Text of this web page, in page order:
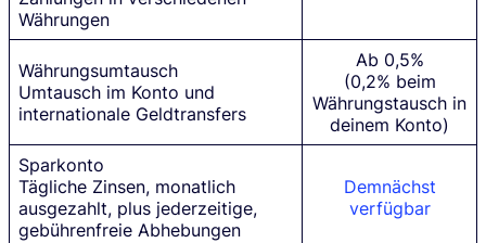
Währungen
Währungsumtausch
Umtausch im Konto und
internationale Geldtransfers
Ab 0,5%
(0,2% beim
Währungstausch in
deinem Konto)
Sparkonto
Tägliche Zinsen, monatlich
ausgezahlt, plus jederzeitige,
gebührenfreie Abhebungen
Demnächst
verfügbar